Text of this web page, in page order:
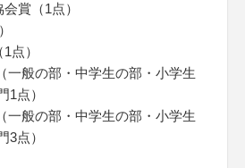
賞（1点）
点）
一般の部・中学生の部・小学生
1点）
一般の部・中学生の部・小学生
3点）